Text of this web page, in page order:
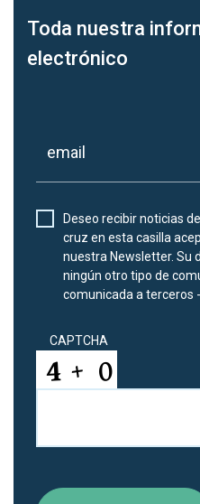
Toda nuestra
electrónico
Deseo recibir noticias
cruz en esta casilla
nuestra Newsletter. Su
ningún otro tipo de
comunicada a terceros -
CAPTCHA